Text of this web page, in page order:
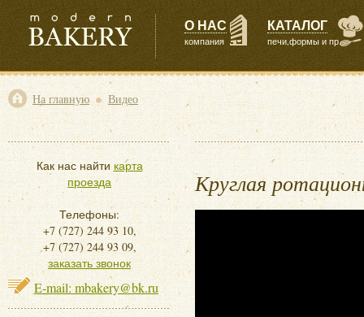
О НАС
компания
КАТАЛОГ
печи,формы и пр
На главную • Видео
Как нас найти карта
проезда
Телефоны:
+7 (727) 244 93 10,
+7 (727) 244 93 09,
заказать звонок
E-mail: mbakery@bk.ru
Круглая